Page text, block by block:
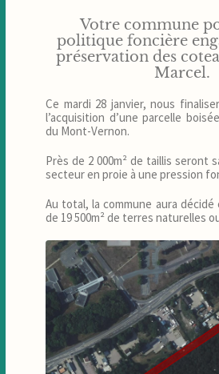
Votre commune
politique foncière
préservation des
Marcel.
Ce mardi 28 janvier, nous
l’acquisition d’une parcelle
du Mont-Vernon.
Près de 2 000m² de taillis seront
secteur en proie à une pression
Au total, la commune aura décidé
de 19 500m² de terres naturelles